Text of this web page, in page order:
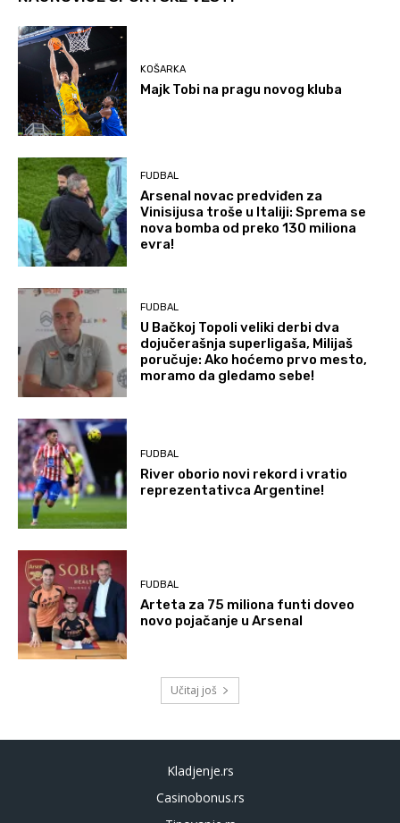
KOŠARKA
Majk Tobi na pragu novog kluba
FUDBAL
Arsenal novac predviđen za
Vinisijusa troše u Italiji: Sprema se
nova bomba od preko 130 miliona
evra!
FUDBAL
U Bačkoj Topoli veliki derbi dva
dojučerašnja superligaša, Milijaš
poručuje: Ako hoćemo prvo mesto,
moramo da gledamo sebe!
FUDBAL
River oborio novi rekord i vratio
reprezentativca Argentine!
FUDBAL
Arteta za 75 miliona funti doveo
novo pojačanje u Arsenal
Učitaj još
Kladjenje.rs
Casinobonus.rs